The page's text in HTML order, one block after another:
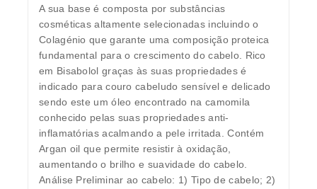
A sua base é composta por substâncias
cosméticas altamente selecionadas incluindo o
Colagénio que garante uma composição proteica
fundamental para o crescimento do cabelo. Rico
em Bisabolol graças às suas propriedades é
indicado para couro cabeludo sensível e delicado
sendo este um óleo encontrado na camomila
conhecido pelas suas propriedades anti-
inflamatórias acalmando a pele irritada. Contém
Argan oil que permite resistir à oxidação,
aumentando o brilho e suavidade do cabelo.
Análise Preliminar ao cabelo: 1) Tipo de cabelo; 2)